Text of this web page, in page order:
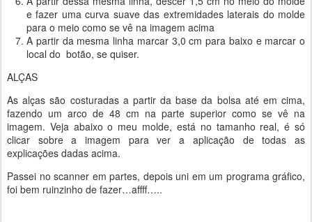
e fazer uma curva suave das extremidades laterais do molde
para o meio como se vê na imagem acima
A partir da mesma linha marcar 3,0 cm para baixo e marcar o
local do botão, se quiser.
ALÇAS
As alças são costuradas a partir da base da bolsa até em cima,
fazendo um arco de 48 cm na parte superior como se vê na
imagem. Veja abaixo o meu molde, está no tamanho real, é só
clicar sobre a imagem para ver a aplicação de todas as
explicações dadas acima.
Passei no scanner em partes, depois uni em um programa gráfico,
foi bem ruinzinho de fazer…affff…..